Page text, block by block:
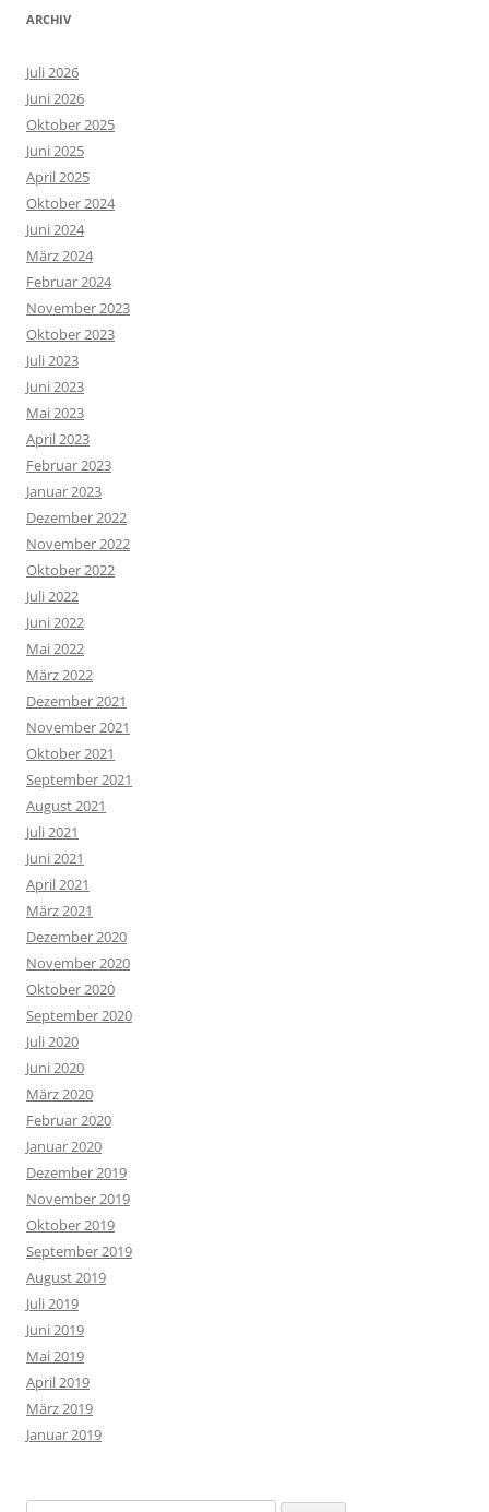
ARCHIV
Juli 2026
Juni 2026
Oktober 2025
Juni 2025
April 2025
Oktober 2024
Juni 2024
März 2024
Februar 2024
November 2023
Oktober 2023
Juli 2023
Juni 2023
Mai 2023
April 2023
Februar 2023
Januar 2023
Dezember 2022
November 2022
Oktober 2022
Juli 2022
Juni 2022
Mai 2022
März 2022
Dezember 2021
November 2021
Oktober 2021
September 2021
August 2021
Juli 2021
Juni 2021
April 2021
März 2021
Dezember 2020
November 2020
Oktober 2020
September 2020
Juli 2020
Juni 2020
März 2020
Februar 2020
Januar 2020
Dezember 2019
November 2019
Oktober 2019
September 2019
August 2019
Juli 2019
Juni 2019
Mai 2019
April 2019
März 2019
Januar 2019